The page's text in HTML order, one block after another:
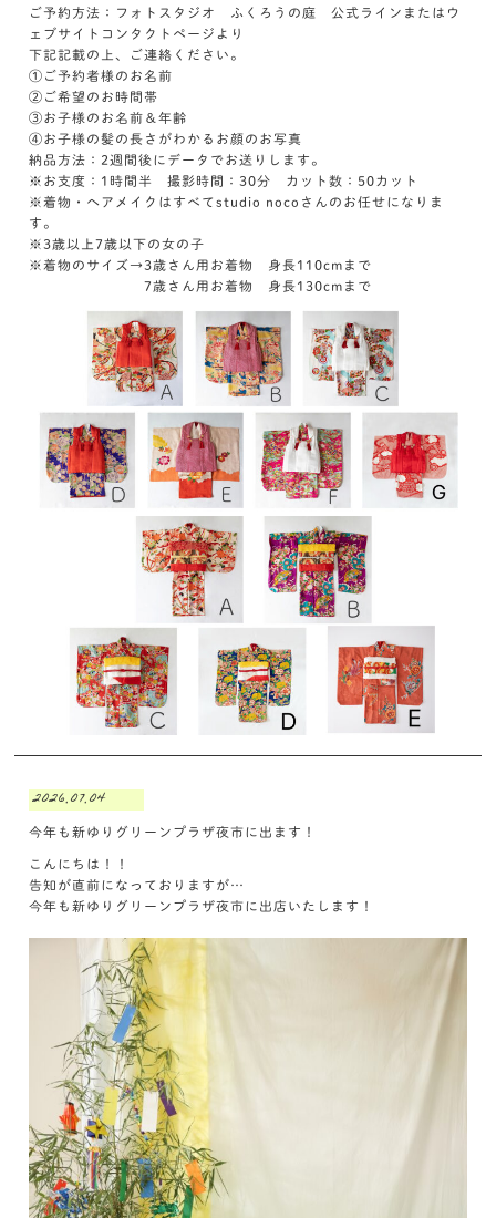
ご予約方法：フォトスタジオ ふくろうの庭 公式ラインまたはウ
ェブサイトコンタクトページより
下記記載の上、ご連絡ください。
①ご予約者様のお名前
②ご希望のお時間帯
③お子様のお名前＆年齢
④お子様の髪の長さがわかるお顔のお写真
納品方法：2週間後にデータでお送りします。
※お支度：1時間半 撮影時間：30分 カット数：50カット
※着物・ヘアメイクはすべてstudio nocoさんのお任せになりま
す。
※3歳以上7歳以下の女の子
※着物のサイズ→3歳さん用お着物 身長110cmまで
7歳さん用お着物 身長130cmまで
2026.07.04
今年も新ゆりグリーンプラザ夜市に出ます！
こんにちは！！
告知が直前になっておりますが…
今年も新ゆりグリーンプラザ夜市に出店いたします！